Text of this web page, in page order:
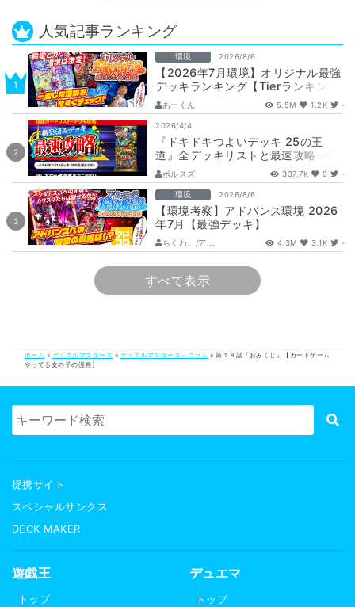
人気記事ランキング
環境 2026/8/6
【2026年7月環境】オリジナル最強
デッキランキング【Tierランキン
グ】
あーくん 5.5M 1.2K -
2026/4/4
『ドキドキつよいデッキ 25の王
道』全デッキリストと最速攻略一覧
【DM26-SD1】
ボルスズ 337.7K 9 -
環境 2026/8/6
【環境考察】アドバンス環境 2026
年7月【最強デッキ】
ちくわ。/ア... 4.3M 3.1K -
すべて表示
ホーム » デュエルマスターズ » デュエルマスターズ - コラム »第１８話『おみくじ』【カードゲーム
やってる女の子の漫画】
提携サイト
スペシャルサンクス
DECK MAKER
遊戯王
トップ
デュエマ
トップ